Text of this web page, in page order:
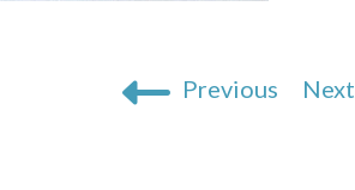
Previous Next